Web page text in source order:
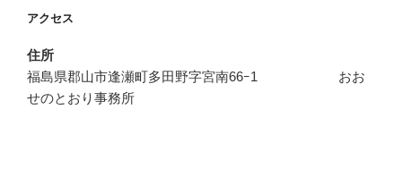
アクセス
住所
福島県郡山市逢瀬町多田野字宮南66ｰ1 おお
せのとおり事務所